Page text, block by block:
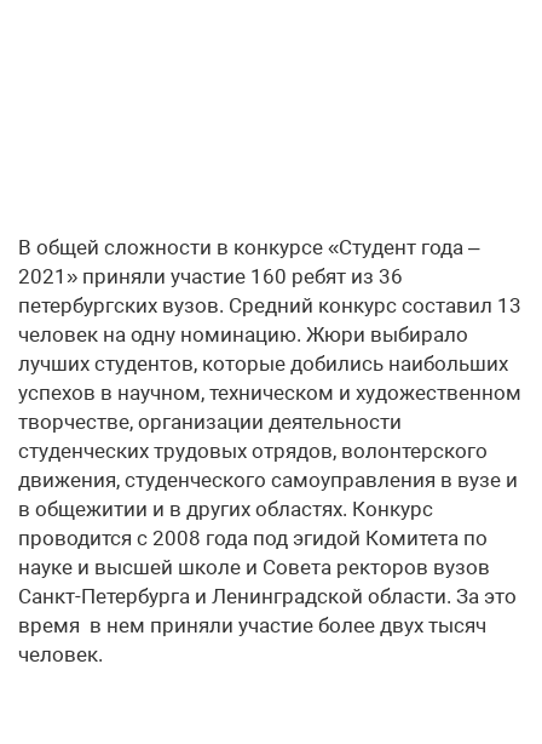
В общей сложности в конкурсе «Студент года –
2021» приняли участие 160 ребят из 36
петербургских вузов. Средний конкурс составил 13
человек на одну номинацию. Жюри выбирало
лучших студентов, которые добились наибольших
успехов в научном, техническом и художественном
творчестве, организации деятельности
студенческих трудовых отрядов, волонтерского
движения, студенческого самоуправления в вузе и
в общежитии и в других областях. Конкурс
проводится с 2008 года под эгидой Комитета по
науке и высшей школе и Совета ректоров вузов
Санкт-Петербурга и Ленинградской области. За это
время в нем приняли участие более двух тысяч
человек.